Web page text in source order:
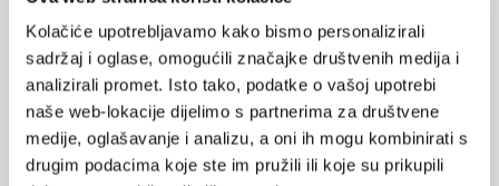
Kolačiće upotrebljavamo kako bismo personalizirali
sadržaj i oglase, omogućili značajke društvenih medija i
analizirali promet. Isto tako, podatke o vašoj upotrebi
naše web-lokacije dijelimo s partnerima za društvene
medije, oglašavanje i analizu, a oni ih mogu kombinirati s
drugim podacima koje ste im pružili ili koje su prikupili
doznati više o svemu, kao i podnijeti prijavu na
straniciInnoStars Connect | EIT Health.
akademski.hr
umjetna inteligencija
SVIĐA